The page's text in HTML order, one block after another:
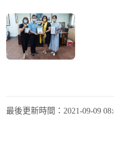
最後更新時間： 2021-09-09